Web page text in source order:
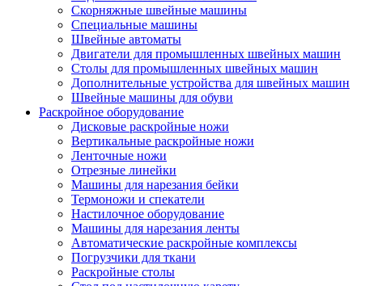
Скорняжные швейные машины
Специальные машины
Швейные автоматы
Двигатели для промышленных швейных машин
Столы для промышленных швейных машин
Дополнительные устройства для швейных машин
Швейные машины для обуви
Раскройное оборудование
Дисковые раскройные ножи
Вертикальные раскройные ножи
Ленточные ножи
Отрезные линейки
Машины для нарезания бейки
Термоножи и спекатели
Настилочное оборудование
Машины для нарезания ленты
Автоматические раскройные комплексы
Погрузчики для ткани
Раскройные столы